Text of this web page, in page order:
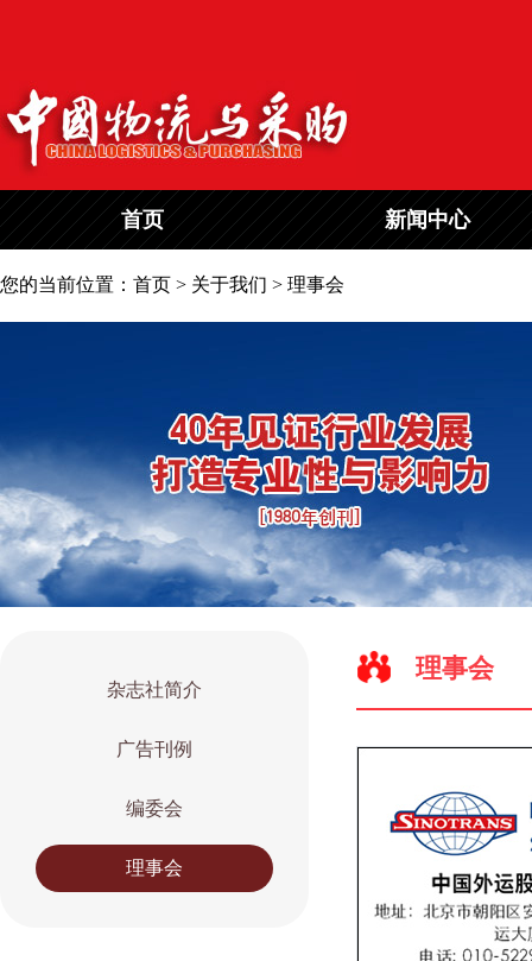
首页 新闻中心
您的当前位置：首页 > 关于我们 > 理事会
杂志社简介
广告刊例
编委会
理事会
理事会